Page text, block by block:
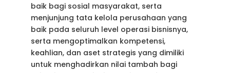
baik bagi sosial masyarakat, serta
menjunjung tata kelola perusahaan yang
baik pada seluruh level operasi bisnisnya,
serta mengoptimalkan kompetensi,
keahlian, dan aset strategis yang dimiliki
untuk menghadirkan nilai tambah bagi